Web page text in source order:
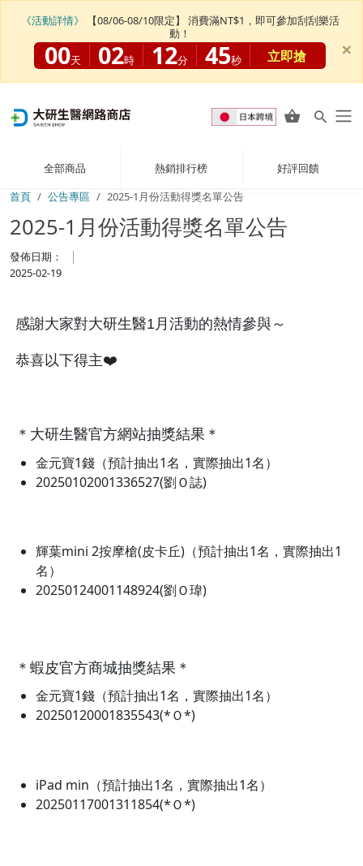
全部商品 熱銷排行榜
好評回饋
首頁
公告專區 2025-1月份活動得獎名單公告
2025-1月份活動得獎名單公告
發佈日期：
2025-02-19
感謝大家對大研生醫1月活動的熱情參與～
恭喜以下得主❤️
＊大研生醫官方網站抽獎結果＊
金元寶1錢（預計抽出1名，實際抽出1名）
20250102001336527(劉Ｏ誌)
輝葉mini 2按摩槍(皮卡丘)（預計抽出1名，實際抽出1
名）
20250124001148924(劉Ｏ瑋)
＊蝦皮官方商城抽獎結果＊
金元寶1錢（預計抽出1名，實際抽出1名）
20250120001835543(*Ｏ*)
iPad min（預計抽出1名，實際抽出1名）
20250117001311854(*Ｏ*)
《活動詳情》
【08/06-08/10限定】 消費滿NT$1，即可參加刮刮樂活
動！
00天 02時 12分 45秒 立即搶 ×